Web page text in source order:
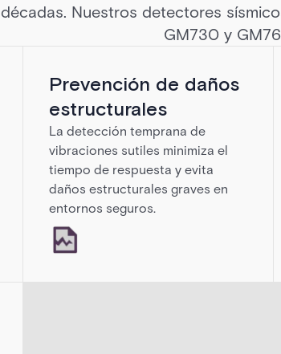
décadas. Nuestros detectores
GM730 y
Prevención de daños
estructurales
La detección temprana de
vibraciones sutiles minimiza el
tiempo de respuesta y evita
daños estructurales graves en
entornos seguros.